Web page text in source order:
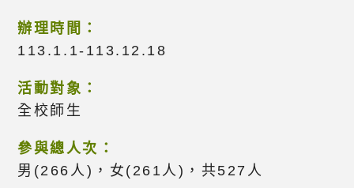
辦理時間：
113.1.1-113.12.18
活動對象：
全校師生
參與總人次：
男(266人)，女(261人)，共527人